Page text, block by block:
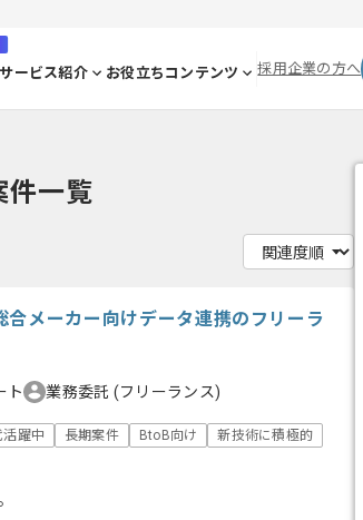
サービス紹介 お役立ちコンテンツ 採用企業の方へ
件一覧
メーカー向けデータ連携のフリーラ
ト 業務委託 (フリーランス)
活躍中 長期案件 BtoB向け
新技術に積極的